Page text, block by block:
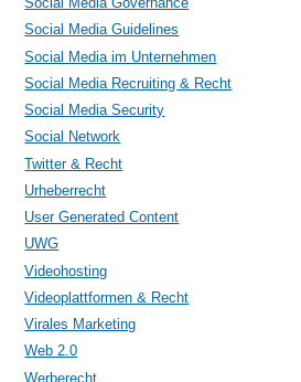
Social Media Guidelines
Social Media im Unternehmen
Social Media Recruiting & Recht
Social Media Security
Social Network
Twitter & Recht
Urheberrecht
User Generated Content
UWG
Videohosting
Videoplattformen & Recht
Virales Marketing
Web 2.0
Werberecht